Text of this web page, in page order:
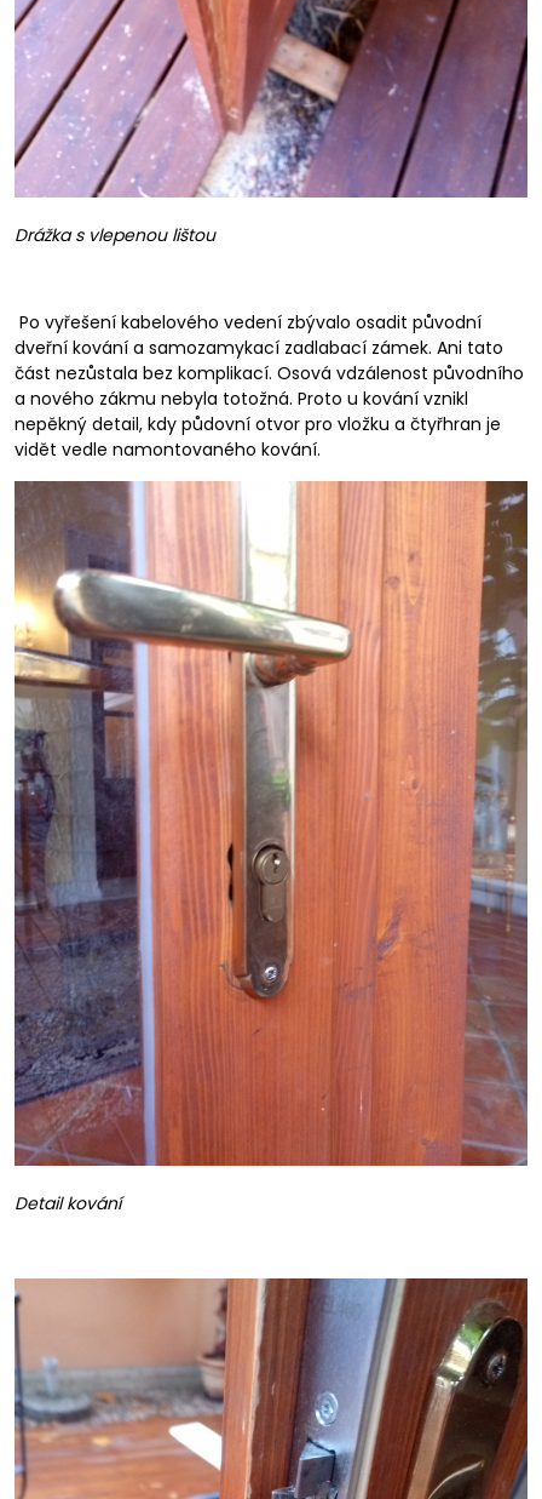
Drážka s vlepenou lištou
Po vyřešení kabelového vedení zbývalo osadit původní
dveřní kování a samozamykací zadlabací zámek. Ani tato
část nezůstala bez komplikací. Osová vdzálenost původního
a nového zákmu nebyla totožná. Proto u kování vznikl
nepěkný detail, kdy půdovní otvor pro vložku a čtyřhran je
vidět vedle namontovaného kování.
Detail kování